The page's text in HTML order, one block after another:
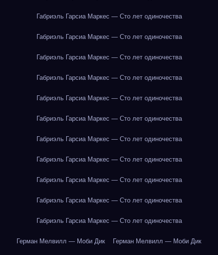
Габриэль Гарсиа Маркес — Сто лет одиночества
Габриэль Гарсиа Маркес — Сто лет одиночества
Габриэль Гарсиа Маркес — Сто лет одиночества
Габриэль Гарсиа Маркес — Сто лет одиночества
Габриэль Гарсиа Маркес — Сто лет одиночества
Габриэль Гарсиа Маркес — Сто лет одиночества
Габриэль Гарсиа Маркес — Сто лет одиночества
Габриэль Гарсиа Маркес — Сто лет одиночества
Габриэль Гарсиа Маркес — Сто лет одиночества
Габриэль Гарсиа Маркес — Сто лет одиночества
Габриэль Гарсиа Маркес — Сто лет одиночества
Герман Мелвилл — Моби Дик Герман Мелвилл — Моби Дик